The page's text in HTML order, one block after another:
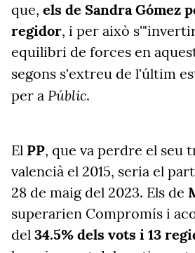
que, els de Sandra Gómez
regidor, i per això
equilibri de forces en
segons s'extreu de l'últim
per a Públic.
El PP, que va perdre el seu
valencià el 2015, seria el
28 de maig del 2023. Els de
superarien Compromís i
del 34.5% dels vots i 13